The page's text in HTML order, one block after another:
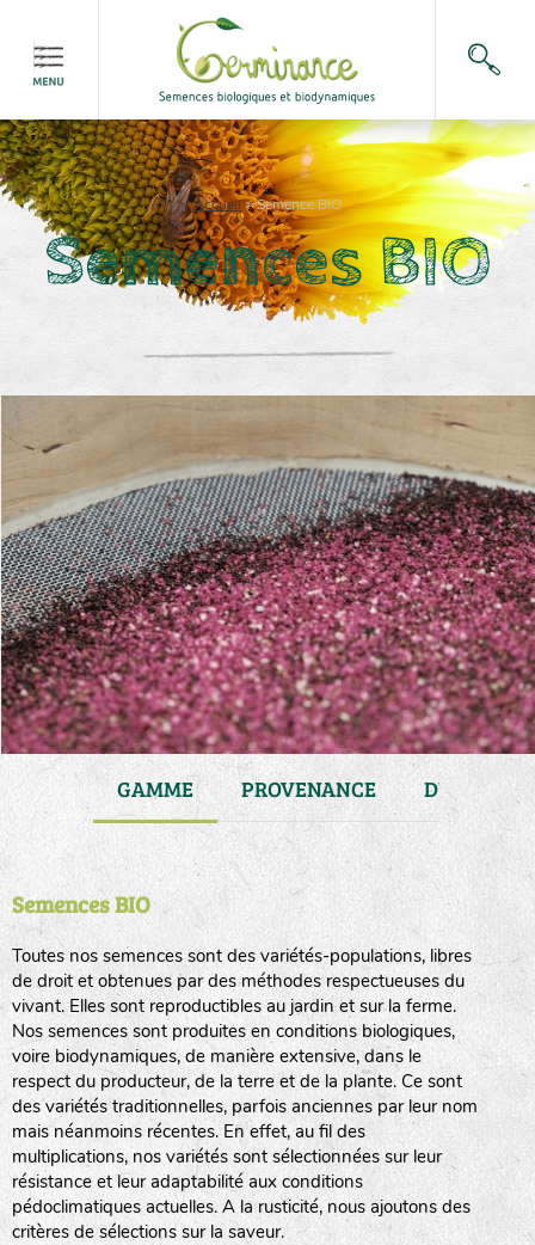
Accueil>Semence BIO
Semences BIO
GAMME PROVENANCE DURÉE DE
Semences BIO
Toutes nos semences sont des variétés-populations, libres
de droit et obtenues par des méthodes respectueuses du
vivant. Elles sont reproductibles au jardin et sur la ferme.
Nos semences sont produites en conditions biologiques,
voire biodynamiques, de manière extensive, dans le
respect du producteur, de la terre et de la plante. Ce sont
des variétés traditionnelles, parfois anciennes par leur nom
mais néanmoins récentes. En effet, au fil des
multiplications, nos variétés sont sélectionnées sur leur
résistance et leur adaptabilité aux conditions
pédoclimatiques actuelles. A la rusticité, nous ajoutons des
critères de sélections sur la saveur.
haies
zone sauvage